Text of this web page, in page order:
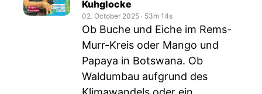
Kuhglocke
02. October 2025 ‧ 53m 14s
Ob Buche und Eiche im Rems-
Murr-Kreis oder Mango und
Papaya in Botswana. Ob
Waldumbau aufgrund des